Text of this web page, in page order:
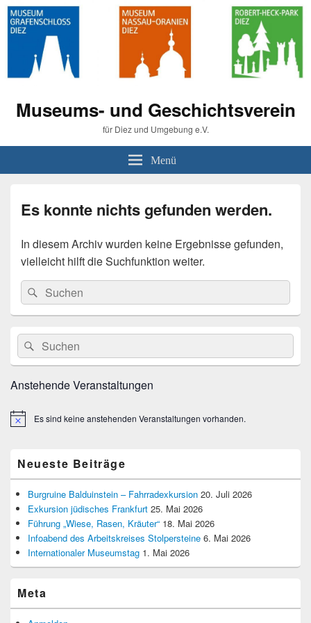
Museums- und Geschichtsverein
für Diez und Umgebung e.V.
Menü
Es konnte nichts gefunden werden.
In diesem Archiv wurden keine Ergebnisse gefunden,
vielleicht hilft die Suchfunktion weiter.
Suche
nach:
Suchen
Primärer
Seitenleisten
Widget-
Bereich
Suche
nach:
Suchen
Anstehende Veranstaltungen
HinweisEs sind keine anstehenden Veranstaltungen vorhanden.
Neueste Beiträge
Burgruine Balduinstein – Fahrradexkursion 20. Juli 2026
Exkursion jüdisches Frankfurt 25. Mai 2026
Führung „Wiese, Rasen, Kräuter“ 18. Mai 2026
Infoabend des Arbeitskreises Stolpersteine 6. Mai 2026
Internationaler Museumstag 1. Mai 2026
Meta